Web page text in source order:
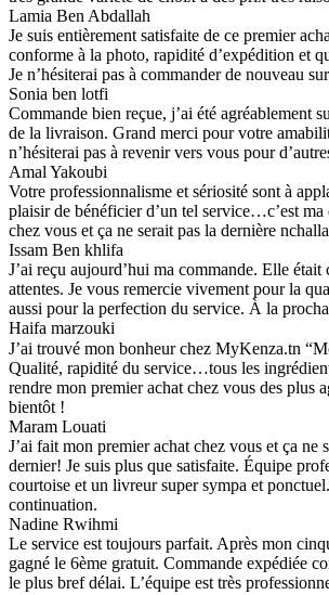
Lamia Ben Abdallah
Je suis entièrement satisfaite de ce premier
conforme à la photo, rapidité d’expédition et
Je n’hésiterai pas à commander de nouveau
Sonia ben lotfi
Commande bien reçue, j’ai été agréablement
de la livraison. Grand merci pour votre
n’hésiterai pas à revenir vers vous pour
Amal Yakoubi
Votre professionnalisme et sériosité sont à
plaisir de bénéficier d’un tel service…c’est ma
chez vous et ça ne serait pas la dernière
Issam Ben khlifa
J’ai reçu aujourd’hui ma commande. Elle était
attentes. Je vous remercie vivement pour la
aussi pour la perfection du service. À la
Haifa marzouki
J’ai trouvé mon bonheur chez MyKenza.tn
Qualité, rapidité du service…tous les
rendre mon premier achat chez vous des plus
bientôt !
Maram Louati
J’ai fait mon premier achat chez vous et ça ne
dernier! Je suis plus que satisfaite. Équipe
courtoise et un livreur super sympa et
continuation.
Nadine Rwihmi
Le service est toujours parfait. Après mon
gagné le 6ème gratuit. Commande expédiée
le plus bref délai. L’équipe est très